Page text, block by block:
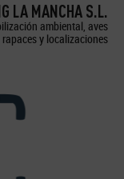
LA MANCHA S.L.
ambiental, aves
rapaces y localizaciones